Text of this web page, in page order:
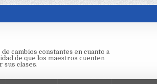
cambios constantes en cuanto a
de que los maestros cuenten
sus clases.